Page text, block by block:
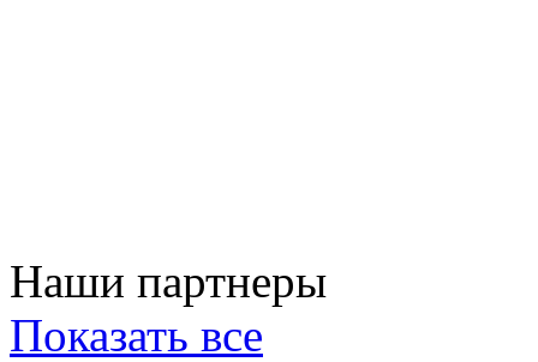
Наши партнеры
Показать все